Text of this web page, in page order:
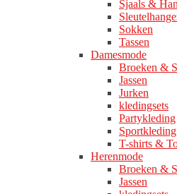
Sjaals &
Sokken
Tassen
Damesmode
Broeken &
Jassen
Jurken
kledingsets
Partykleding
Sportkleding
T-shirts &
Herenmode
Broeken &
Jassen